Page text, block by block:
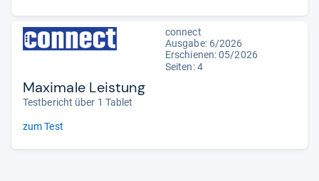
connect
Ausgabe: 6/2026
Erschienen:05/2026
Seiten: 4
Maximale Leistung
Testbericht über 1 Tablet
zum Test